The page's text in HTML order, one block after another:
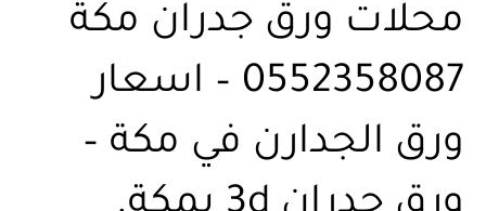
محلات ورق جدران مكة
0552358087 – اسعار
ورق الجدارن في مكة –